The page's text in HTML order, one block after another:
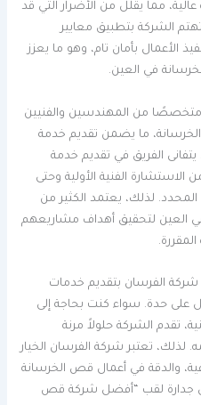
مما يقلل من الأضرار التي قد
الشركة بتطبيق معايير
الأعمال بأمان تام، وهو ما يعزز
في العين.
متخصصًا من المهندسين والفنيين
ما يضمن تقديم خدمة
الفريق في تقديم خدمة
الاستشارة الفنية الأولية وحتى
لذلك، يعتمد الكثير من
العين لتحقيق أهداف مشاريعهم
الفرسان بتقديم خدمات
حدة. سواء كنت بحاجة إلى
تقدم الشركة حلولاً مرنة
تعتبر شركة الفرسان الخيار
والدقة في أعمال قص الخرسانة
جدارة لقب “أفضل شركة قص